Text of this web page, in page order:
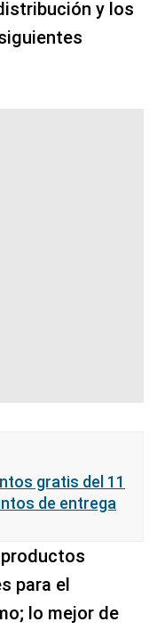
y los
gratis del 11
de entrega
para el
lo mejor de